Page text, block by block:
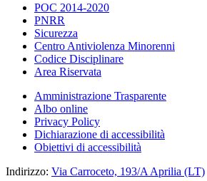
POC 2014-2020
PNRR
Sicurezza
Centro Antiviolenza Minorenni
Codice Disciplinare
Area Riservata
Amministrazione Trasparente
Albo online
Privacy Policy
Dichiarazione di accessibilità
Obiettivi di accessibilità
Indirizzo: Via Carroceto, 193/A Aprilia (LT)